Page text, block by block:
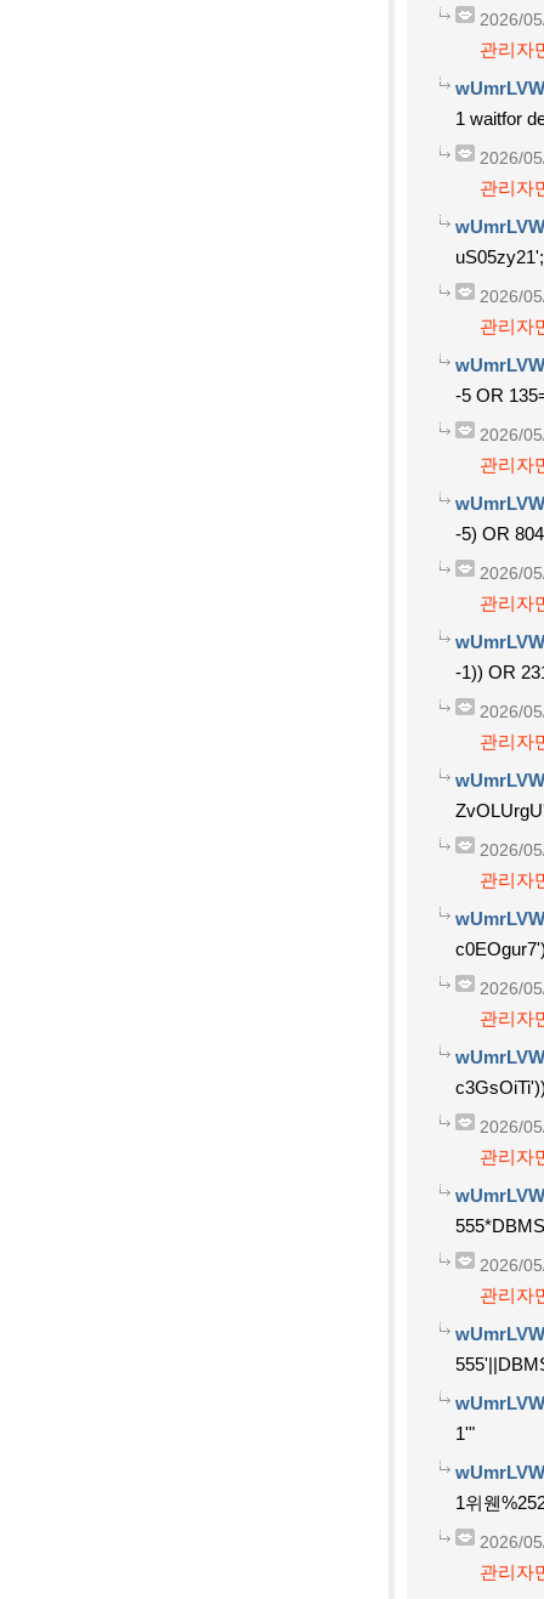
2026/
관리자
1 waitfor
2026/
관리자
2026/
관리자
-5 OR
2026/
관리자
-5) OR
2026/
관리자
-1)) OR
2026/
관리자
2026/
관리자
2026/
관리자
2026/
관리자
2026/
관리자
1'"
1위웬
2026/
관리자